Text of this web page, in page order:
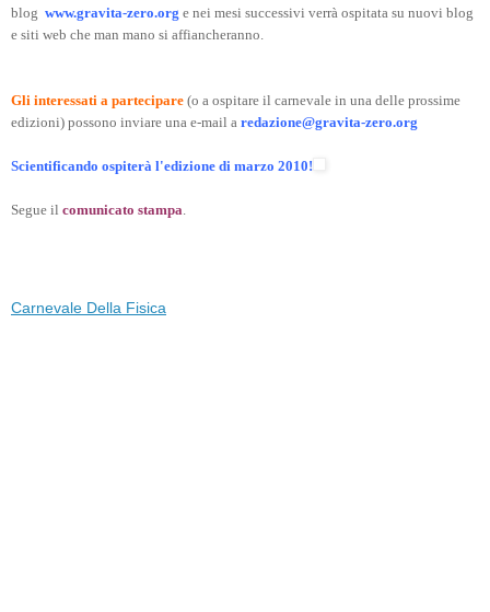
blog www.gravita-zero.org e nei mesi successivi verrà ospitata su nuovi blog
e siti web che man mano si affiancheranno.
Gli interessati a partecipare (o a ospitare il carnevale in una delle prossime
edizioni) possono inviare una e-mail a redazione@gravita-zero.org
Scientificando ospiterà l'edizione di marzo 2010!
Segue il comunicato stampa
Carnevale Della Fisica